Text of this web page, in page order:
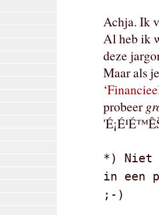
Achja. Ik
Al heb ik
deze
Maar als
‘
probeer
*) Niet
in een
;-)